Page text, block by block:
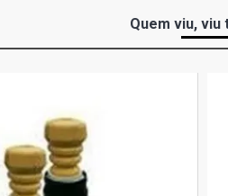
Quem viu, viu